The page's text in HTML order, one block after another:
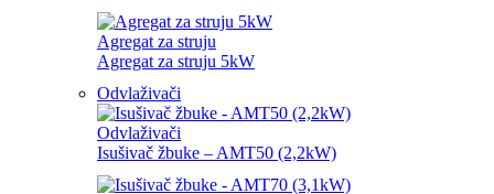
Agregat za struju
Agregat za struju 5kW
Odvlaživači
Odvlaživači
Isušivač žbuke – AMT50 (2,2kW)